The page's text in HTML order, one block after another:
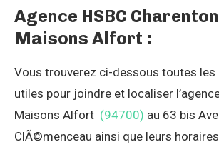
Agence HSBC
Maisons Alfort :
Vous trouverez ci-dessous toutes
utiles pour joindre et localiser
Maisons Alfort (94700) au 63 bis
ClÃ©menceau ainsi que leurs horaires